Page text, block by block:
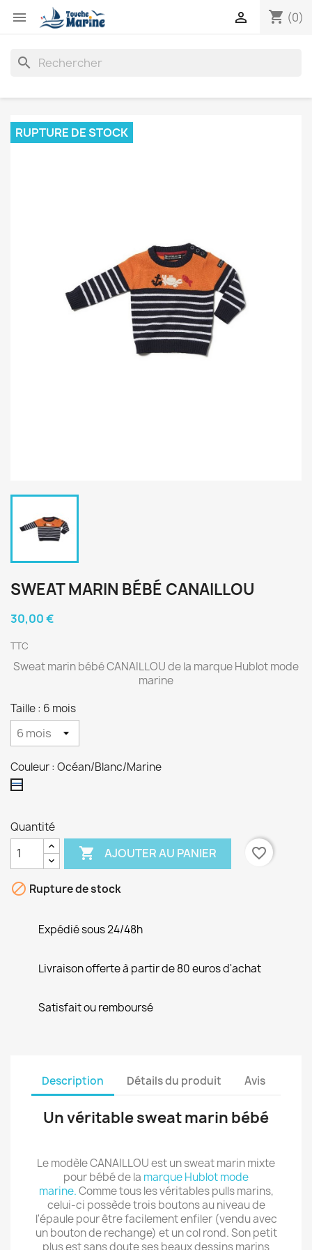
 shopping_cart (0)

search
RUPTURE DE STOCK
SWEAT MARIN BÉBÉ CANAILLOU
30,00 €
TTC
Sweat marin bébé CANAILLOU de la marque Hublot mode
marine
Taille : 6 mois
Couleur : Océan/Blanc/Marine
Océan/Blanc/Marine
Quantité
 AJOUTER AU PANIER favorite_border
 Rupture de stock
Expédié sous 24/48h
Livraison offerte à partir de 80 euros d'achat
Satisfait ou remboursé
Description Détails du produit Avis
Un véritable sweat marin bébé
Le modèle CANAILLOU est un sweat marin mixte
pour bébé de la marque Hublot mode
marine.Comme tous les véritables pulls marins,
celui-ci possède trois boutons au niveau de
l'épaule pour être facilement enfiler (vendu avec
un bouton de rechange) et un col rond. Son petit
plus est sans doute ses beaux dessins marins